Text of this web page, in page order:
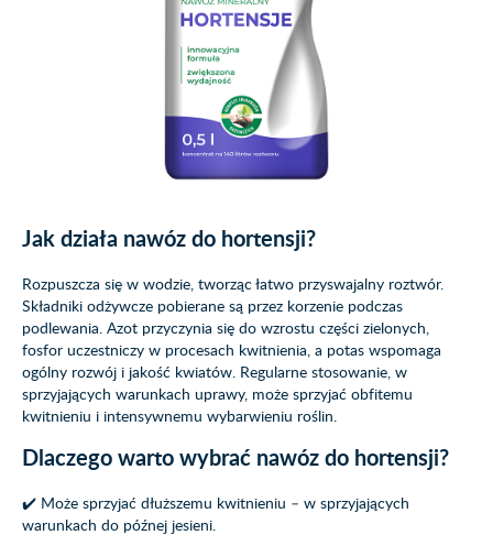
Jak działa nawóz do hortensji?
Rozpuszcza się w wodzie, tworząc łatwo przyswajalny roztwór.
Składniki odżywcze pobierane są przez korzenie podczas
podlewania. Azot przyczynia się do wzrostu części zielonych,
fosfor uczestniczy w procesach kwitnienia, a potas wspomaga
ogólny rozwój i jakość kwiatów. Regularne stosowanie, w
sprzyjających warunkach uprawy, może sprzyjać obfitemu
kwitnieniu i intensywnemu wybarwieniu roślin.
Dlaczego warto wybrać nawóz do hortensji?
✔️ Może sprzyjać dłuższemu kwitnieniu – w sprzyjających
warunkach do późnej jesieni.